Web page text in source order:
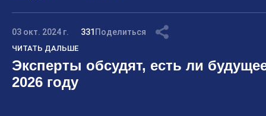
03 окт. 2024 г. 331 Поделиться
ЧИТАТЬ ДАЛЬШЕ
Эксперты обсудят, есть ли
2026 году